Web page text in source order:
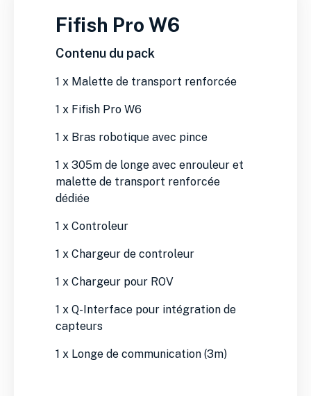
Fifish Pro W6
Contenu du pack
1 x Malette de transport renforcée
1 x Fifish Pro W6
1 x Bras robotique avec pince
1 x 305m de longe avec enrouleur et
malette de transport renforcée
dédiée
1 x Controleur
1 x Chargeur de controleur
1 x Chargeur pour ROV
1 x Q-Interface pour intégration de
capteurs
1 x Longe de communication (3m)